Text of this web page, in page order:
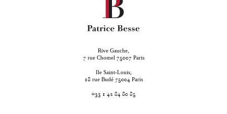
Rive Gauche,
7 rue Chomel 75007 Paris
Ile Saint-Louis,
18 rue Budé 75004 Paris
+33 1 42 84 80 85